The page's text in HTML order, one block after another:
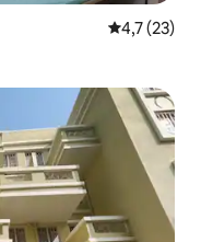
Évaluation
4,7 (23)